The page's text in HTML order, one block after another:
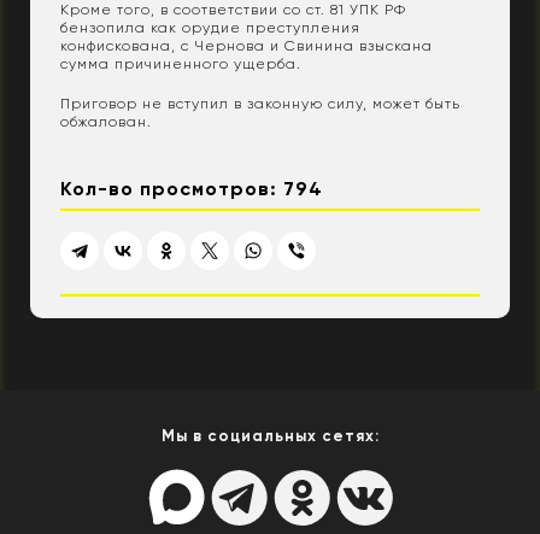
Кроме того, в соответствии со ст. 81 УПК РФ
бензопила как орудие преступления
конфискована, с Чернова и Свинина взыскана
сумма причиненного ущерба.
Приговор не вступил в законную силу, может быть
обжалован.
Кол-во просмотров: 794
Мы в социальных сетях: